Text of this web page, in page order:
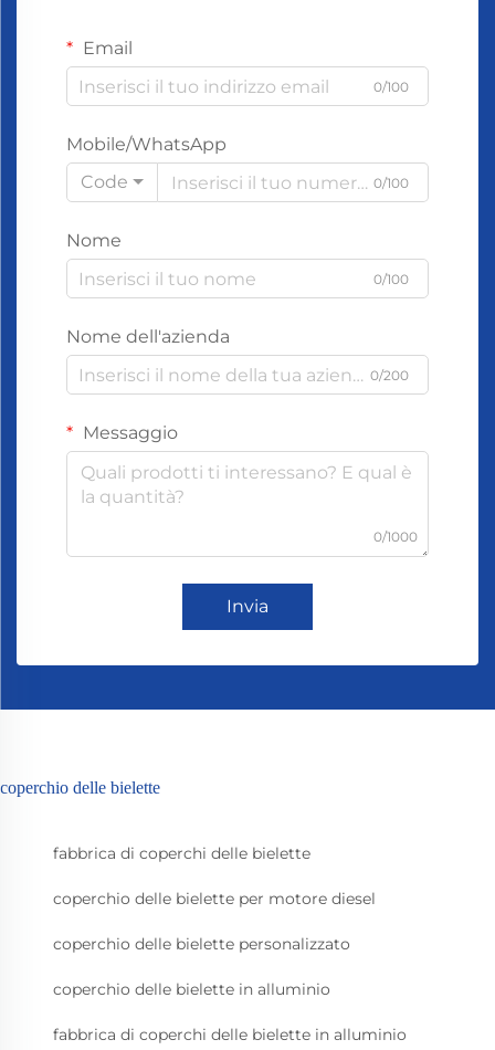
Email
0/100
Mobile/WhatsApp
Code
0/100
Nome
0/100
Nome dell'azienda
0/200
Messaggio
0/1000
Invia
coperchio delle bielette
fabbrica di coperchi delle bielette
coperchio delle bielette per motore diesel
coperchio delle bielette personalizzato
coperchio delle bielette in alluminio
fabbrica di coperchi delle bielette in alluminio